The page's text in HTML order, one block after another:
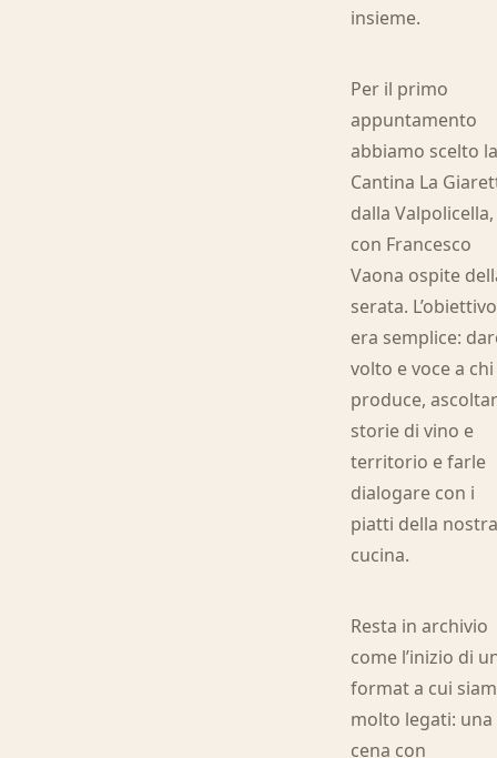
insieme.
Per il primo
appuntamento
abbiamo scelto
Cantina La
dalla Valpolicella,
con Francesco
Vaona ospite
serata. L’obiettivo
era semplice:
volto e voce a chi
produce,
storie di vino e
territorio e farle
dialogare con i
piatti della
cucina.
Resta in archivio
come l’inizio di
format a cui
molto legati: una
cena con